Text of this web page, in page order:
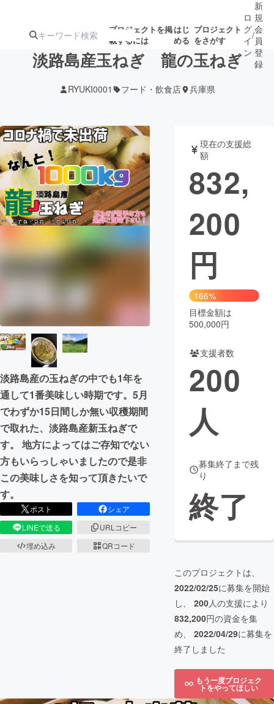
プロジェクトを掲
載するには
はじ
める
プロジェクト
をさがす
アート・写真
テクノロジー・ガジェット ゲーム・サ
書籍・雑誌
まちづくり・地域活性化
CAMPFIRE for Social Good
CAMPFIREふるさと納税
コミュニティ
ロ
グ
イ
ン
/
新
規
会
員
登
録
淡路島産玉ねぎ 龍の玉ねぎ
RYUKI0001 フード・飲食店 兵庫県
淡路島産の玉ねぎの中でも1年を
通して1番美味しい時期です。5月
でわずか15日間しか無い収穫期間
で取れた、淡路島産新玉ねぎで
す。 地方によってはご存知でない
方もいらっしゃいましたので是非
この美味しさを知って頂きたいで
す。
ポスト
シェア
LINEで送る
URLコピー
埋め込み
QRコード
現在の支援総
額
832,
200
円
166%
目標金額は
500,000円
支援者数
200
人
募集終了まで残
り
終了
このプロジェクトは、
2022/02/25に募集を開始
し、 200人の支援により
832,200円の資金を集
め、 2022/04/29に募集を
終了しました
もう一度プロジェク
トをやってほしい